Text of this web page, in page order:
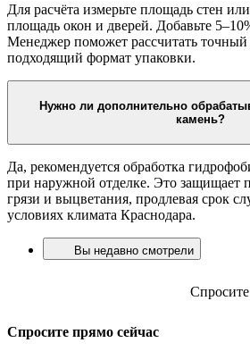
антрацит, белый и терракотовый.
подобрать вариант под фасад, цоколь
Как рассчитать количество камня для
Для расчёта измерьте площадь стен
площадь окон и дверей. Добавьте
Менеджер поможет рассчитать точный
подходящий формат упаковки.
Нужно ли дополнительно
камень?
Да, рекомендуется обработка
при наружной отделке. Это защищает
условиях климата Краснодара.